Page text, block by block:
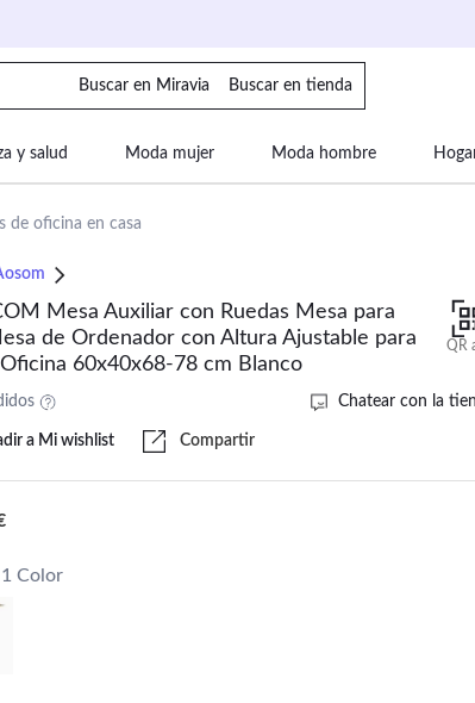
Buscar en Miravia Buscar en tienda
y salud Moda mujer Moda hombre
Mascotas
de oficina en casa
Mesa Auxiliar con Ruedas Mesa para
de Ordenador con Altura Ajustable para
60x40x68-78 cm Blanco
QR
Chatear con la
a Mi wishlist Compartir
1 Color